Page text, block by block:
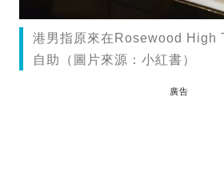
港男指原來在Rosewood High
自助（圖片來源：小紅書）
廣告